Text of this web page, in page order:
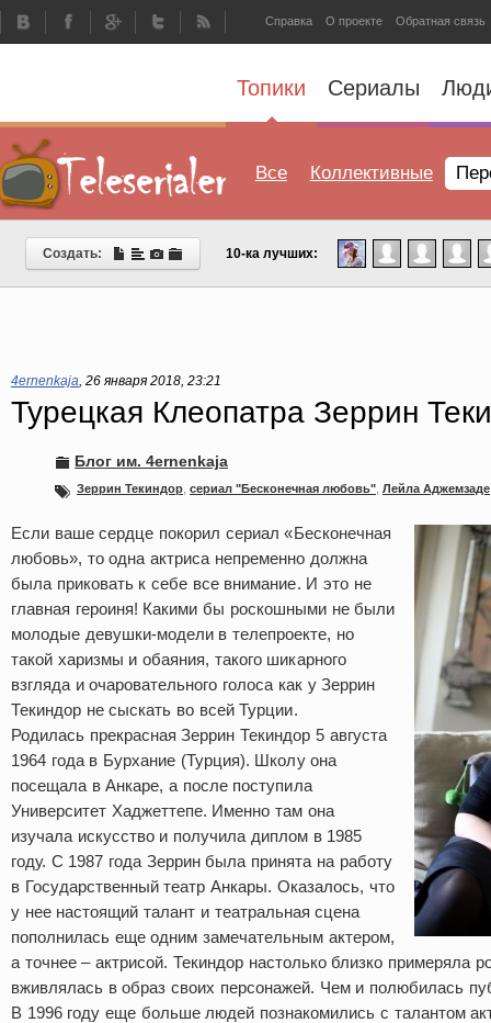
Справка О проекте Обратная связь
Топики Сериалы
Все Коллективные
Создать: 10-ка лучших:
4ernenkaja, 26 января 2018, 23:21
Турецкая Клеопатра Зеррин
Блог им. 4ernenkaja
Зеррин Текиндор сериал "Бесконечная любовь" Лейла Аджемзаде
Если ваше сердце покорил сериал «Бесконечная
любовь», то одна актриса непременно должна
была приковать к себе все внимание. И это не
главная героиня! Какими бы роскошными не были
молодые девушки-модели в телепроекте, но
такой харизмы и обаяния, такого шикарного
взгляда и очаровательного голоса как у Зеррин
Текиндор не сыскать во всей Турции.
Родилась прекрасная Зеррин Текиндор 5 августа
1964 года в Бурхание (Турция). Школу она
посещала в Анкаре, а после поступила
Университет Хаджеттепе. Именно там она
изучала искусство и получила диплом в 1985
году. С 1987 года Зеррин была принята на работу
в Государственный театр Анкары. Оказалось, что
у нее настоящий талант и театральная сцена
пополнилась еще одним замечательным актером,
а точнее – актрисой. Текиндор настолько близко примеряла
вживлялась в образ своих персонажей. Чем и полюбилась
В 1996 году еще больше людей познакомились с талантом